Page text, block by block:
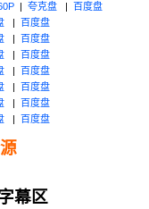
夸克盘
百度盘
百度盘
百度盘
百度盘
百度盘
百度盘
百度盘
百度盘
幕区